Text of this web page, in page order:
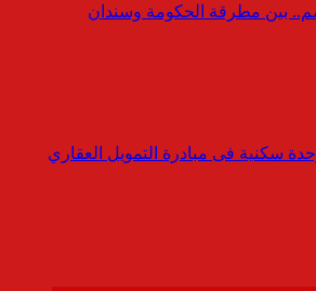
بين مطرقة الحكومة وسندان
سكنية فى مبادرة التمويل العقاري